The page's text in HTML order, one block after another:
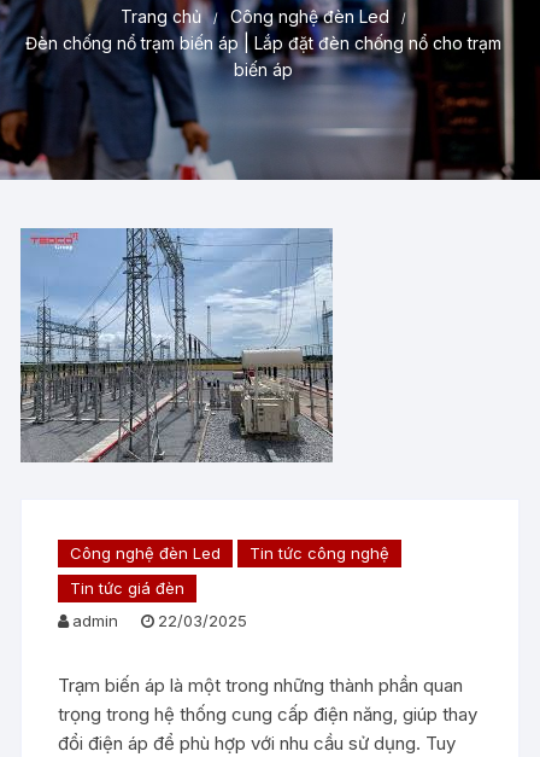
Trang chủ
Công nghệ đèn Led
Đèn chống nổ trạm biến áp | Lắp đặt đèn chống nổ cho trạm
biến áp
Công nghệ đèn Led
Tin tức công nghệ
Tin tức giá đèn
admin
22/03/2025
Trạm biến áp là một trong những thành phần quan
trọng trong hệ thống cung cấp điện năng, giúp thay
đổi điện áp để phù hợp với nhu cầu sử dụng. Tuy